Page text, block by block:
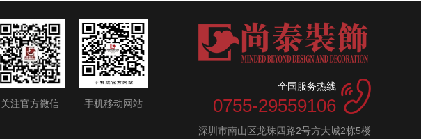
关注官方微信
手机移动网站
全国服务热线
0755-29559106
深圳市南山区龙珠四路2号方大城2栋5楼